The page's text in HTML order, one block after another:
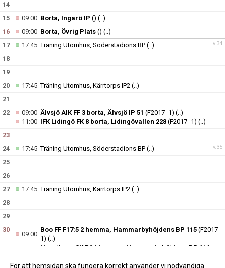
14
15
09:00 Borta, Ingarö IP () (..)
16
09:00 Borta, Övrig Plats () (..)
v.34
17 17:45Träning Utomhus, Söderstadions BP (..)
18
19
20
17:45Träning Utomhus, Kärrtorps IP2 (..)
21
22
09:00 Älvsjö AIK FF 3 borta, Älvsjö IP 51 (F2017- 1) (..)
11:00 IFK Lidingö FK 8 borta, Lidingövallen 228 (F2017- 1) (..)
23
v.35
24 17:45Träning Utomhus, Söderstadions BP (..)
25
26
27
17:45Träning Utomhus, Kärrtorps IP2 (..)
28
29
30
09:00
Boo FF F17:5 2 hemma, Hammarbyhöjdens BP 115 (F2017-
1) (..)
Hanvikens SK Röd hemma, Hammarbyhöjdens BP 116
För att hemsidan ska fungera korrekt använder vi nödvändiga